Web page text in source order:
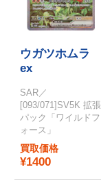
ウガツホムラ
ex
SAR／
[093/071]SV5K 拡張
パック「ワイルドフ
ォース」
買取価格
¥1400